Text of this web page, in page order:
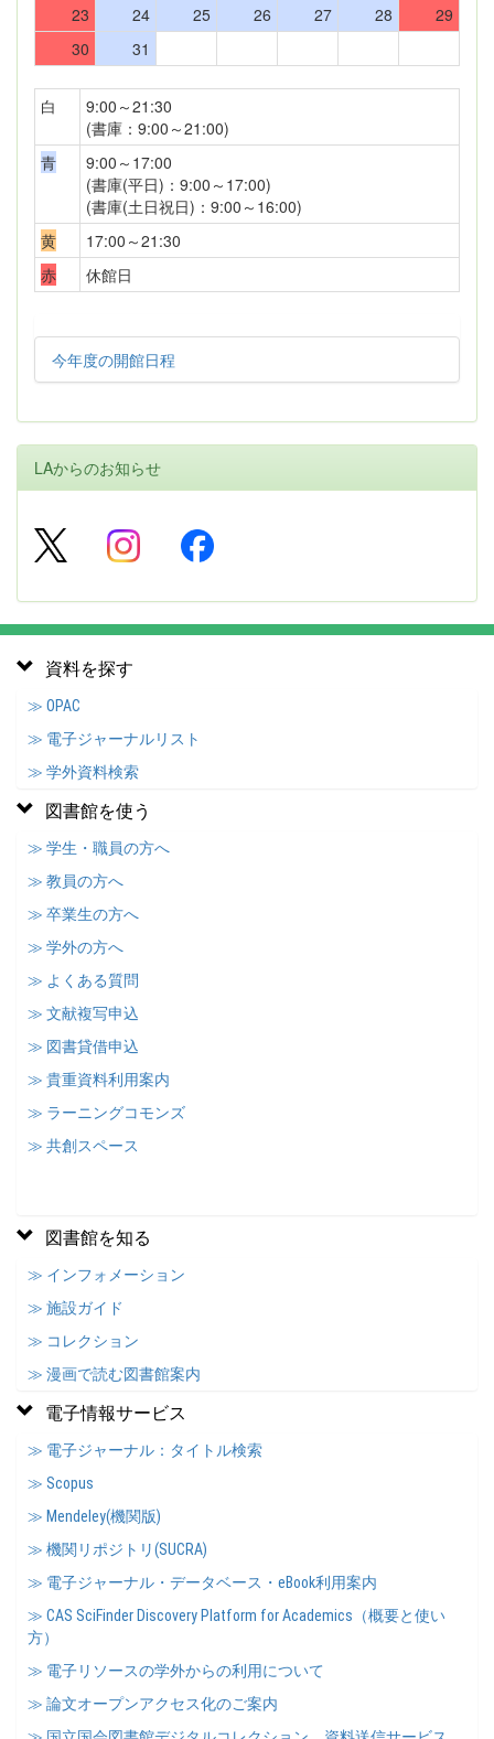
23
24 25 26 27 28
29
30
31
白
9:00～21:30
(書庫：9:00～21:00)
青
9:00～17:00
(書庫(平日)：9:00～17:00)
(書庫(土日祝日)：9:00～16:00)
黄
17:00～21:30
赤
休館日
今年度の開館日程
LAからのお知らせ
資料を探す
≫ OPAC
≫ 電子ジャーナルリスト
≫ 学外資料検索
図書館を使う
≫ 学生・職員の方へ
≫ 教員の方へ
≫ 卒業生の方へ
≫ 学外の方へ
≫ よくある質問
≫ 文献複写申込
≫ 図書貸借申込
≫ 貴重資料利用案内
≫ ラーニングコモンズ
≫ 共創スペース
図書館を知る
≫ インフォメーション
≫ 施設ガイド
≫ コレクション
≫ 漫画で読む図書館案内
電子情報サービス
≫ 電子ジャーナル：タイトル検索
≫ Scopus
≫ Mendeley(機関版)
≫ 機関リポジトリ(SUCRA)
≫ 電子ジャーナル・データベース・eBook利用案内
≫ CAS SciFinder Discovery Platform for Academics（概要と使い
方）
≫ 電子リソースの学外からの利用について
≫ 論文オープンアクセス化のご案内